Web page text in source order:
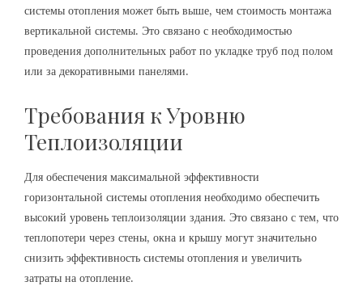
системы отопления может быть выше, чем стоимость монтажа
вертикальной системы. Это связано с необходимостью
проведения дополнительных работ по укладке труб под полом
или за декоративными панелями.
Требования к Уровню
Теплоизоляции
Для обеспечения максимальной эффективности
горизонтальной системы отопления необходимо обеспечить
высокий уровень теплоизоляции здания. Это связано с тем, что
теплопотери через стены, окна и крышу могут значительно
снизить эффективность системы отопления и увеличить
затраты на отопление.